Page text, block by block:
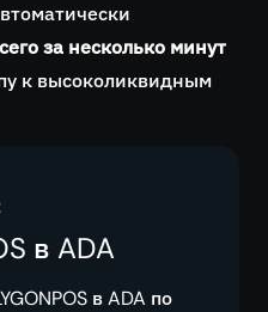
за несколько минут
к высоколиквидным
в ADA
в ADA по